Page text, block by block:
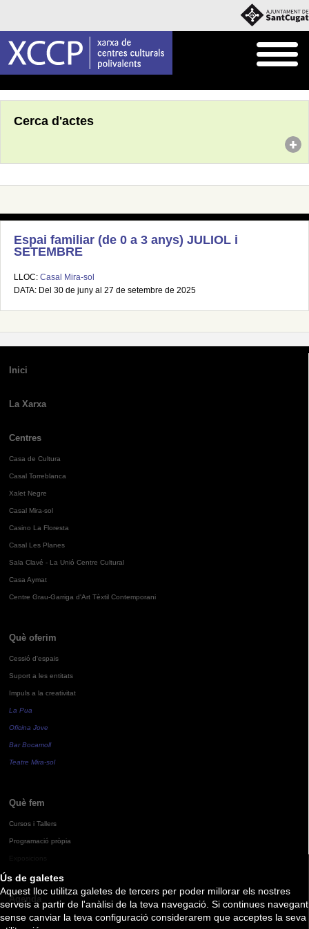
Ús de galetes
Aquest lloc utilitza galetes de tercers per poder millorar els nostres
serveis a partir de l'anàlisi de la teva navegació. Si continues navegant
sense canviar la teva configuració considerarem que acceptes la seva
Cerca d'actes
Espai familiar (de 0 a 3 anys) JULIOL i
SETEMBRE
LLOC: Casal Mira-sol
DATA: Del 30 de juny al 27 de setembre de 2025
Inici
La Xarxa
Centres
Casa de Cultura
Casal Torreblanca
Xalet Negre
Casal Mira-sol
Casino La Floresta
Casal Les Planes
Sala Clavé - La Unió Centre Cultural
Casa Aymat
Centre Grau-Garriga d'Art Tèxtil Contemporani
Què oferim
Cessió d'espais
Suport a les entitats
Impuls a la creativitat
La Pua
Oficina Jove
Bar Bocamoll
Teatre Mira-sol
Què fem
Cursos i Tallers
Programació pròpia
Agenda